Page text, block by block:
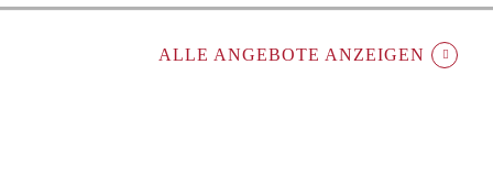
ALLE ANGEBOTE ANZEIGEN